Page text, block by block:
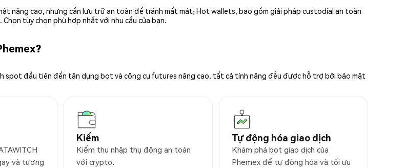
nâng cao, nhưng cần lưu trữ an toàn để tránh mất mát; Hot wallets, bao gồm giải pháp custodial an toàn
tùy chọn phù hợp nhất với nhu cầu của bạn.
spot đầu tiên đến tận dụng bot và công cụ futures nâng cao, tất cả tính năng đều được hỗ trợ bởi bảo mật
và tương
Kiếm
Kiếm thu nhập thụ động an toàn
với crypto.
Tự động hóa giao dịch
Khám phá bot giao dịch của
Phemex để tự động hóa và tối ưu